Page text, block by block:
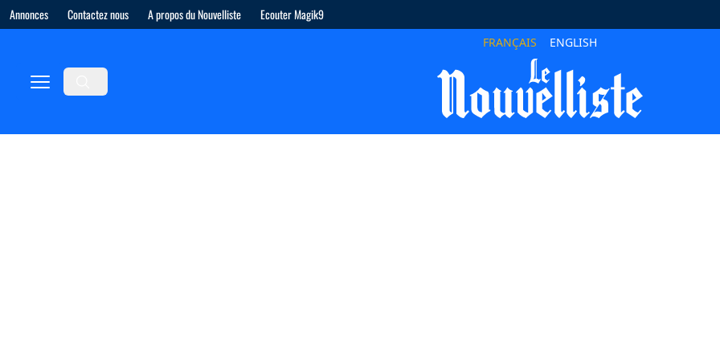
Annonces Contactez nous A propos du Nouvelliste Ecouter Magik9
FRANÇAIS ENGLISH